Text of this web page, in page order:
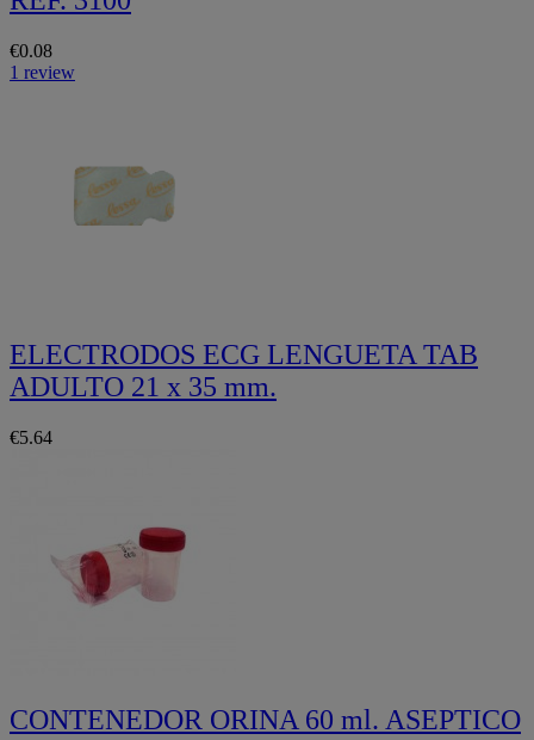
€0.08
1 review
ELECTRODOS ECG LENGUETA TAB
ADULTO 21 x 35 mm.
€5.64
CONTENEDOR ORINA 60 ml. ASEPTICO